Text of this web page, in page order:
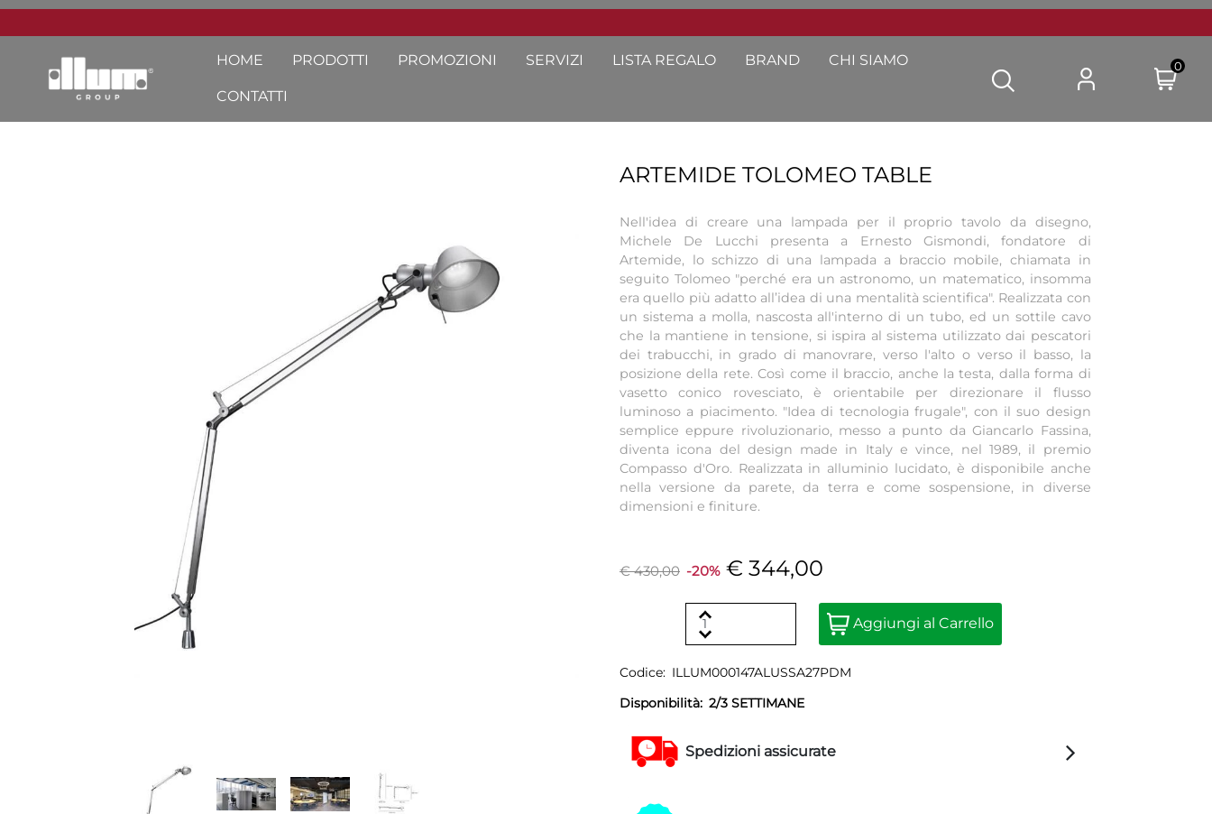
HOME PRODOTTI PROMOZIONI SERVIZI LISTA REGALO BRAND CHI SIAMO
CONTATTI
0
ARTEMIDE TOLOMEO TABLE
Nell'idea di creare una lampada per il proprio tavolo da disegno,
Michele De Lucchi presenta a Ernesto Gismondi, fondatore di
Artemide, lo schizzo di una lampada a braccio mobile, chiamata in
seguito Tolomeo "perché era un astronomo, un matematico, insomma
era quello più adatto all’idea di una mentalità scientifica". Realizzata con
un sistema a molla, nascosta all'interno di un tubo, ed un sottile cavo
che la mantiene in tensione, si ispira al sistema utilizzato dai pescatori
dei trabucchi, in grado di manovrare, verso l'alto o verso il basso, la
posizione della rete. Così come il braccio, anche la testa, dalla forma di
vasetto conico rovesciato, è orientabile per direzionare il flusso
luminoso a piacimento. "Idea di tecnologia frugale", con il suo design
semplice eppure rivoluzionario, messo a punto da Giancarlo Fassina,
diventa icona del design made in Italy e vince, nel 1989, il premio
Compasso d'Oro. Realizzata in alluminio lucidato, è disponibile anche
nella versione da parete, da terra e come sospensione, in diverse
dimensioni e finiture.
€ 430,00 -20% € 344,00
Quantità
Aggiungi al Carrello
Codice: ILLUM000147ALUSSA27PDM
Disponibilità: 2/3 SETTIMANE
Spedizioni assicurate